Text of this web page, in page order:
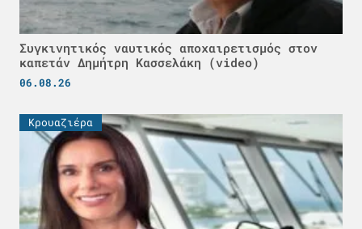
Συγκινητικός ναυτικός αποχαιρετισμός στον
καπετάν Δημήτρη Κασσελάκη (video)
06.08.26
Κρουαζιέρα